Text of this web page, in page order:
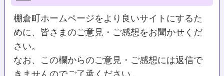
棚倉町ホームページをより良いサイトにするた
めに、皆さまのご意見・ご感想をお聞かせくだ
さい。
なお、この欄からのご意見・ご感想には返信で